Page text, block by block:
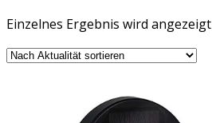
Einzelnes Ergebnis wird angezeigt